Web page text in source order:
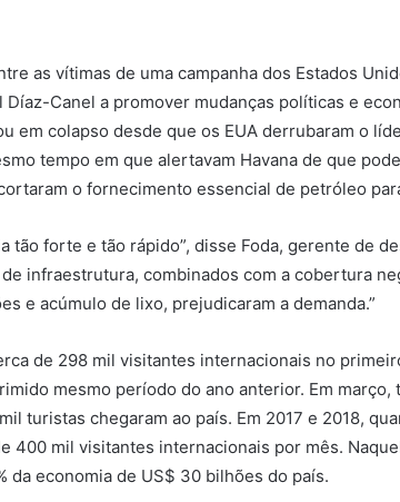
as vítimas de uma campanha dos Estados
Canel a promover mudanças políticas e
em colapso desde que os EUA derrubaram o
tempo em que alertavam Havana de que
o fornecimento essencial de petróleo
tão forte e tão rápido”, disse Foda, gerente de
de infraestrutura, combinados com a cobertura
e acúmulo de lixo, prejudicaram a demanda.”
de 298 mil visitantes internacionais no
mesmo período do ano anterior. Em
turistas chegaram ao país. Em 2017 e 2018,
400 mil visitantes internacionais por mês.
da economia de US$ 30 bilhões do país.